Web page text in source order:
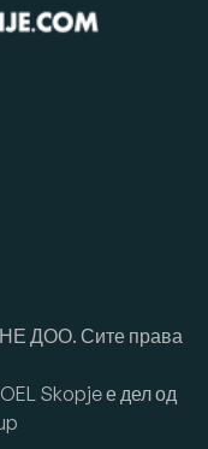
ДОО. Сите права
Skopje е дел од